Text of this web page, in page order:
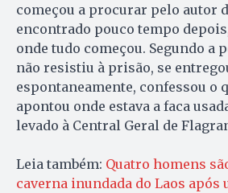
começou a procurar pelo autor
encontrado pouco tempo
onde tudo começou. Segundo a
não resistiu à prisão, se
espontaneamente, confessou o
apontou onde estava a faca
levado à Central Geral de
Leia também: Quatro homens
caverna inundada do Laos após